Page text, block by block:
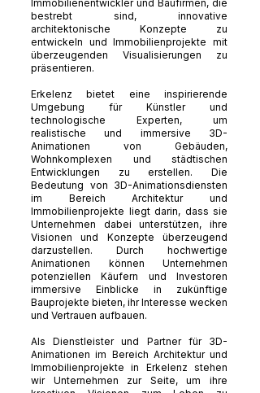
Immobilienentwickler und Baufirmen, die
bestrebt sind, innovative
architektonische Konzepte zu
entwickeln und Immobilienprojekte mit
überzeugenden Visualisierungen zu
präsentieren.
Erkelenz bietet eine inspirierende
Umgebung für Künstler und
technologische Experten, um
realistische und immersive 3D-
Animationen von Gebäuden,
Wohnkomplexen und städtischen
Entwicklungen zu erstellen. Die
Bedeutung von 3D-Animationsdiensten
im Bereich Architektur und
Immobilienprojekte liegt darin, dass sie
Unternehmen dabei unterstützen, ihre
Visionen und Konzepte überzeugend
darzustellen. Durch hochwertige
Animationen können Unternehmen
potenziellen Käufern und Investoren
immersive Einblicke in zukünftige
Bauprojekte bieten, ihr Interesse wecken
und Vertrauen aufbauen.
Als Dienstleister und Partner für 3D-
Animationen im Bereich Architektur und
Immobilienprojekte in Erkelenz stehen
wir Unternehmen zur Seite, um ihre